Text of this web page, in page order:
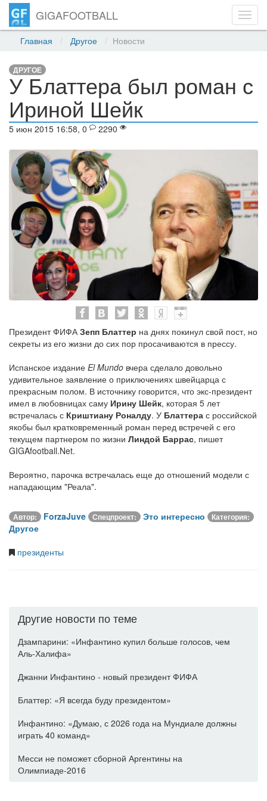
GIGAFOOTBALL
Главная Другое Новости
ДРУГОЕ
У Блаттера был роман с
Ириной Шейк
5 июн 2015 16:58, 0 2290
Президент ФИФА Зепп Блаттер на днях покинул свой пост, но
секреты из его жизни до сих пор просачиваются в прессу.
Испанское издание El Mundo вчера сделало довольно
удивительное заявление о приключениях швейцарца с
прекрасным полом. В источнику говорится, что экс-президент
имел в любовницах саму Ирину Шейк, которая 5 лет
встречалась с Криштиану Роналду. У Блаттера с российской
якобы был кратковременный роман перед встречей с его
текущем партнером по жизни Линдой Баррас, пишет
GIGAfootball.Net.
Вероятно, парочка встречалась еще до отношений модели с
нападающим "Реала".
Автор: ForzaJuve Спецпроект: Это интересно Категория:
Другое
президенты
Другие новости по теме
Дзампарини: «Инфантино купил больше голосов, чем
Аль-Халифа»
Джанни Инфантино - новый президент ФИФА
Блаттер: «Я всегда буду президентом»
Инфантино: «Думаю, с 2026 года на Мундиале должны
играть 40 команд»
Месси не поможет сборной Аргентины на
Олимпиаде-2016